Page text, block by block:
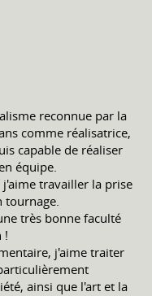
reconnue par la
comme réalisatrice,
capable de réaliser
équipe.
j'aime travailler la prise
tournage.
très bonne faculté
!
j'aime traiter
ainsi que l'art et la